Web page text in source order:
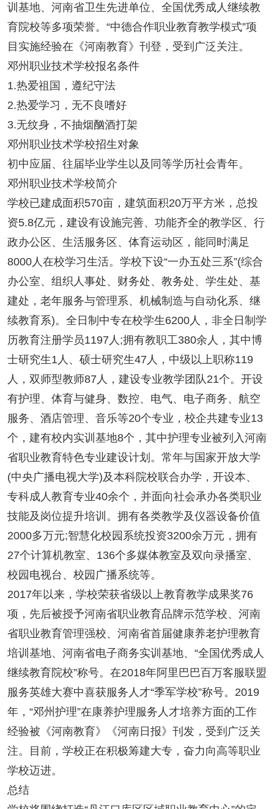
训基地、河南省卫生先进单位、全国优秀成人继续教
育院校等多项荣誉。“中德合作职业教育教学模式”项
目实施经验在《河南教育》刊登，受到广泛关注。
邓州职业技术学校报名条件
1.热爱祖国，遵纪守法
2.热爱学习，无不良嗜好
3.无纹身，不抽烟酗酒打架
邓州职业技术学校招生对象
初中应届、往届毕业学生以及同等学历社会青年。
邓州职业技术学校简介
学校已建成面积570亩，建筑面积20万平方米，总投
资5.8亿元，建设有设施完善、功能齐全的教学区、行
政办公区、生活服务区、体育运动区，能同时满足
8000人在校学习生活。学校下设“一办五处三系”(综合
办公室、组织人事处、财务处、教务处、学生处、基
建处，老年服务与管理系、机械制造与自动化系、继
续教育系)。全日制中专在校学生6200人，非全日制学
历教育注册学员1197人;拥有教职工380余人，其中博
士研究生1人、硕士研究生47人，中级以上职称119
人，双师型教师87人，建设专业教学团队21个。开设
有护理、体育与健身、数控、电气、电子商务、航空
服务、酒店管理、音乐等20个专业，校企共建专业13
个，建有校内实训基地8个，其中护理专业被列入河南
省职业教育特色专业建设计划。常年与国家开放大学
(中央广播电视大学)及本科院校联合办学，开设本、
专科成人教育专业40余个，并面向社会承办各类职业
技能及岗位提升培训。拥有各类教学及仪器设备价值
2000多万元;智慧化校园系统投资3200余万元，拥有
27个计算机教室、136个多媒体教室及双向录播室、
校园电视台、校园广播系统等。
2017年以来，学校荣获省级以上教育教学成果奖76
项，先后被授予河南省职业教育品牌示范学校、河南
省职业教育管理强校、河南省首届健康养老护理教育
培训基地、河南省电子商务实训基地、“全国优秀成人
继续教育院校”称号。在2018年阿里巴巴百万客服联盟
服务英雄大赛中喜获服务人才“季军学校”称号。2019
年，“邓州护理”在康养护理服务人才培养方面的工作
经验被《河南教育》《河南日报》刊发，受到广泛关
注。目前，学校正在积极筹建大专，奋力向高等职业
学校迈进。
总结